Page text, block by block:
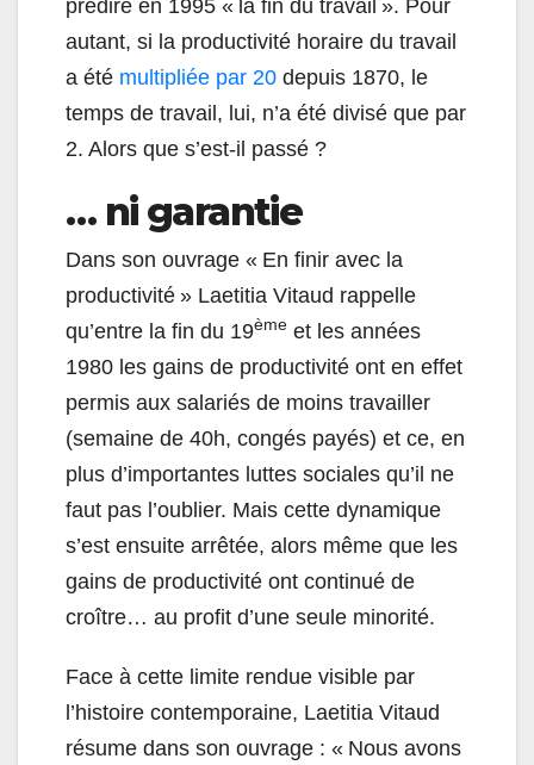
prédire en 1995 « la fin du travail ». Pour
autant, si la productivité horaire du travail
a été multipliée par 20 depuis 1870, le
temps de travail, lui, n’a été divisé que par
2. Alors que s’est-il passé ?
… ni garantie
Dans son ouvrage « En finir avec la
productivité » Laetitia Vitaud rappelle
qu’entre la fin du 19ème et les années
1980 les gains de productivité ont en effet
permis aux salariés de moins travailler
(semaine de 40h, congés payés) et ce, en
plus d’importantes luttes sociales qu’il ne
faut pas l’oublier. Mais cette dynamique
s’est ensuite arrêtée, alors même que les
gains de productivité ont continué de
croître… au profit d’une seule minorité.
Face à cette limite rendue visible par
l’histoire contemporaine, Laetitia Vitaud
résume dans son ouvrage : « Nous avons